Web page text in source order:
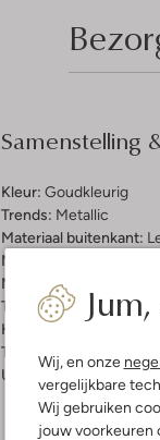
Wij, en onze
vergelijkbare
Wij gebruiken
jouw voorkeuren
Samenstelling
Kleur: Goudkleurig
Trends: Metallic
Materiaal buitenkant:
Materiaal binnenkant:
Materiaal zool:
Type sluiting:
Veter
Hakvorm:
Type neus:
Uitneembaar voetbed: